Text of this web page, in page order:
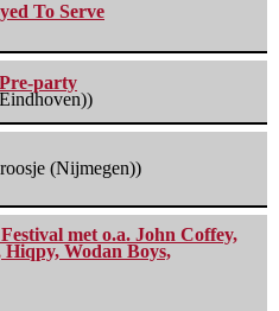
To Serve
party
(Nijmegen))
met o.a. John Coffey,
Wodan Boys,